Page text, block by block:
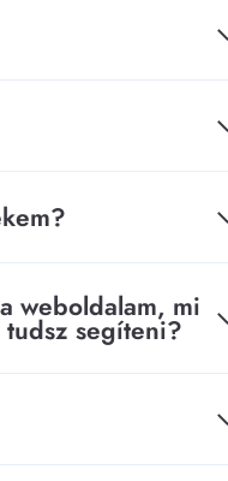
weboldalam, mi
segíteni?